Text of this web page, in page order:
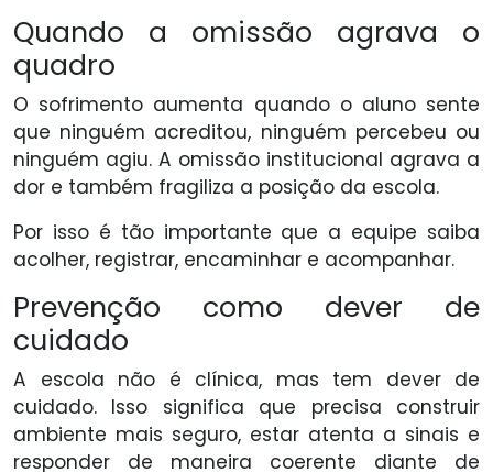
Quando a omissão agrava o
quadro
O sofrimento aumenta quando o aluno sente
que ninguém acreditou, ninguém percebeu ou
ninguém agiu. A omissão institucional agrava a
dor e também fragiliza a posição da escola.
Por isso é tão importante que a equipe saiba
acolher, registrar, encaminhar e acompanhar.
Prevenção como dever de
cuidado
A escola não é clínica, mas tem dever de
cuidado. Isso significa que precisa construir
ambiente mais seguro, estar atenta a sinais e
responder de maneira coerente diante de